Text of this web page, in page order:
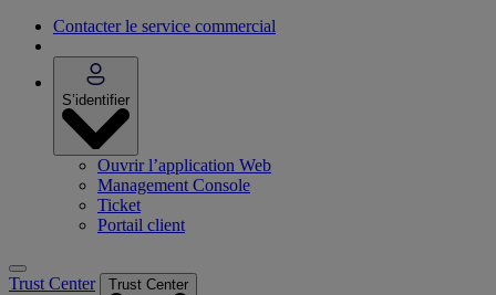
Contacter le service commercial
S’identifier
Ouvrir l’application Web
Management Console
Ticket
Portail client
Trust Center Trust Center